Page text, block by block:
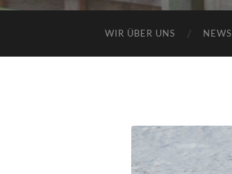
WIR ÜBER UNS NEWS